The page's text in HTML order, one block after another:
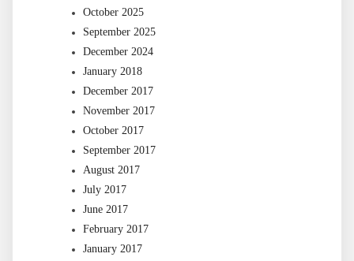
October 2025
September 2025
December 2024
January 2018
December 2017
November 2017
October 2017
September 2017
August 2017
July 2017
June 2017
February 2017
January 2017